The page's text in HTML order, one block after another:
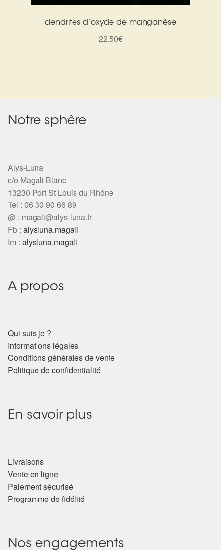
dendrites d’oxyde de manganèse
22,50€
Notre sphère
Alys-Luna
c/o Magali Blanc
13230 Port St Louis du Rhône
Tel : 06 30 90 66 89
@ : magali@alys-luna.fr
Fb : alysluna.magali
Im : alysluna.magali
A propos
Qui suis je ?
Informations légales
Conditions générales de vente
Politique de confidentialité
En savoir plus
Livraisons
Vente en ligne
Paiement sécurisé
Programme de fidélité
Nos engagements